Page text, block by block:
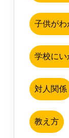
子供がわ
学校にい
対人関係
教え方